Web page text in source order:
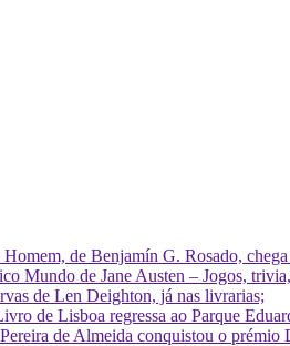
de Benjamín G. Rosado,
Mundo de Jane Austen – Jogos,
de Len Deighton, já nas livrarias;
de Lisboa regressa ao Parque
de Almeida conquistou o